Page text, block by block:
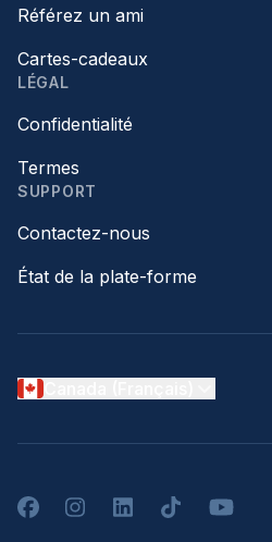
Référez un ami
Cartes-cadeaux
LÉGAL
Confidentialité
Termes
SUPPORT
Contactez-nous
État de la plate-forme
FacebookInstagramLinkedInTikTokYouTube